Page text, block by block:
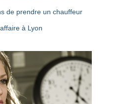
de prendre un chauffeur
à Lyon